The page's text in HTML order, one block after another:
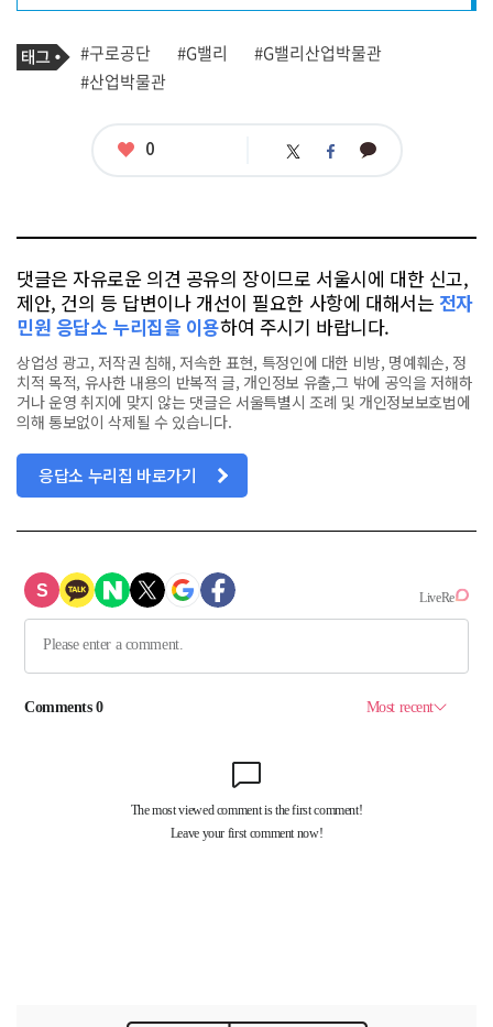
프
필 기
사
관
련
태
그
#구로공단 #G밸리
#G밸리산업박물관
#산업박물관
좋
0 트 페 카
댓글은 자유로운 의견 공유의 장이므로 서울시에 대한 신고,
제안, 건의 등 답변이나 개선이 필요한 사항에 대해서는 전자
민원 응답소 누리집을 이용하여 주시기 바랍니다.
상업성 광고, 저작권 침해, 저속한 표현, 특정인에 대한 비방, 명예훼손, 정
치적 목적, 유사한 내용의 반복적 글, 개인정보 유출,그 밖에 공익을 저해하
거나 운영 취지에 맞지 않는 댓글은 서울특별시 조례 및 개인정보보호법에
의해 통보없이 삭제될 수 있습니다.
응답소 누리집 바로가기